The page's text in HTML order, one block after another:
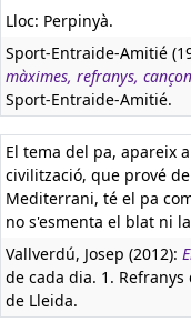
Lloc: Perpinyà.
Sport-Entraide-Amitié
màximes, refranys,
Sport-Entraide-Amitié.
El tema del pa, apareix
civilització, que prové
Mediterrani, té el pa
no s'esmenta el blat ni
Vallverdú, Josep (2012):
de cada dia. 1.
de Lleida.